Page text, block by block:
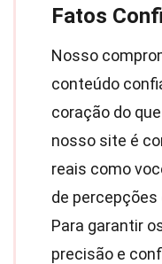
Fatos
Nosso
conteúdo
coração do
nosso site é
reais como
de
Para garantir
precisão e